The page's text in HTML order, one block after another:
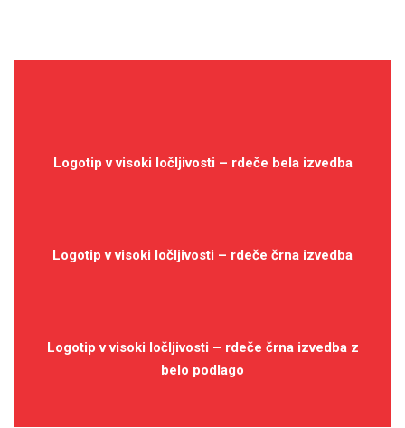
Logotip v visoki ločljivosti – rdeče bela izvedba
Logotip v visoki ločljivosti – rdeče črna izvedba
Logotip v visoki ločljivosti – rdeče črna izvedba z
belo podlago